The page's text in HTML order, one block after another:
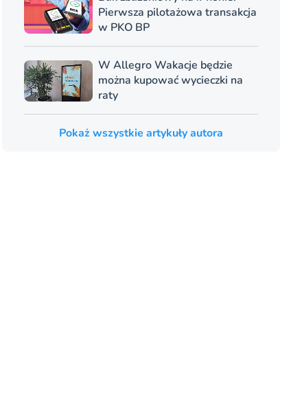
Pierwsza pilotażowa transakcja
w PKO BP
W Allegro Wakacje będzie
można kupować wycieczki na
raty
Pokaż wszystkie artykuły autora